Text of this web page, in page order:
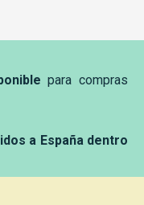
para compras
a España dentro